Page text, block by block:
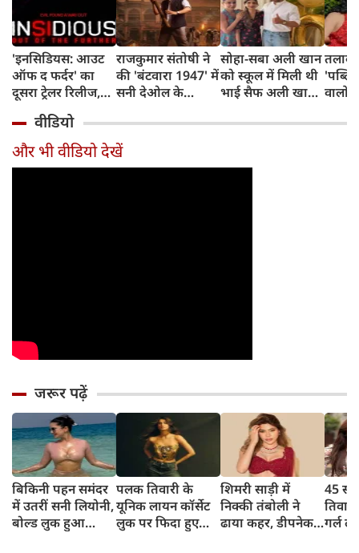
'इनसिडियस: आउट
ऑफ द फर्दर' का
दूसरा ट्रेलर रिलीज,
डरावना चैप्टर लेकर
लौट रही हॉरर
फ्रैंचाइजी
राजकुमार संतोषी ने
की 'बंटवारा 1947' में
सनी देओल के
सुपरहीरोज़ से तुलना,
कही यह बात
सोहा-सबा अली खान
को स्कूल में मिली थी
भाई सैफ अली खान
शादी की खबर,
वालों
वीडियो
और भी वीडियो देखें
जरूर पढ़ें
बिकिनी पहन समंदर
में उतरीं सनी लियोनी,
बोल्ड लुक हुआ
पलक तिवारी के
यूनिक लायन कॉर्सेट
लुक पर फिदा हुए
शिमरी साड़ी में
निक्की तंबोली ने
ढाया कहर, डीपनेक
45
गर्ल